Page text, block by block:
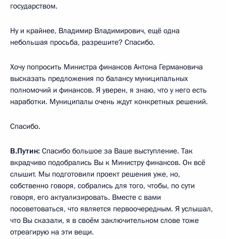
государством.
Ну и крайнее, Владимир Владимирович, ещё одна
небольшая просьба, разрешите? Спасибо.
Хочу попросить Министра финансов Антона Германовича
высказать предложения по балансу муниципальных
полномочий и финансов. Я уверен, я знаю, что у него есть
наработки. Муниципалы очень ждут конкретных решений.
Спасибо.
В.Путин: Спасибо большое за Ваше выступление. Так
вкрадчиво подобрались Вы к Министру финансов. Он всё
слышит. Мы подготовили проект решения уже, но,
собственно говоря, собрались для того, чтобы, по сути
говоря, его актуализировать. Вместе с вами
посоветоваться, что является первоочередным. Я услышал,
что Вы сказали, я в своём заключительном слове тоже
отреагирую на эти вещи.